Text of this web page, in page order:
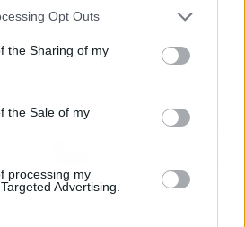
Opt Outs
the Sharing of my
the Sale of my
processing my
Advertising.
Artículo siguiente
de Ancelotti en el 11 del
Real Madrid contra el